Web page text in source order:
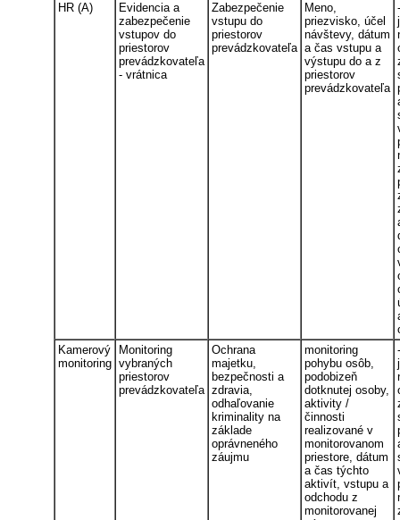
HR (A)
Evidencia a
zabezpečenie
vstupov do
priestorov
prevádzkovateľa
- vrátnica
Zabezpečenie
vstupu do
priestorov
prevádzkovateľa
Meno,
priezvisko, účel
návštevy, dátum
a čas vstupu a
výstupu do a z
priestorov
prevádzkovateľa
Kamerový
monitoring
Monitoring
vybraných
priestorov
prevádzkovateľa
Ochrana
majetku,
bezpečnosti a
zdravia,
odhaľovanie
kriminality na
základe
oprávneného
záujmu
monitoring
pohybu osôb,
podobizeň
dotknutej osoby,
aktivity /
činnosti
realizované v
monitorovanom
priestore, dátum
a čas týchto
aktivít, vstupu a
odchodu z
monitorovanej